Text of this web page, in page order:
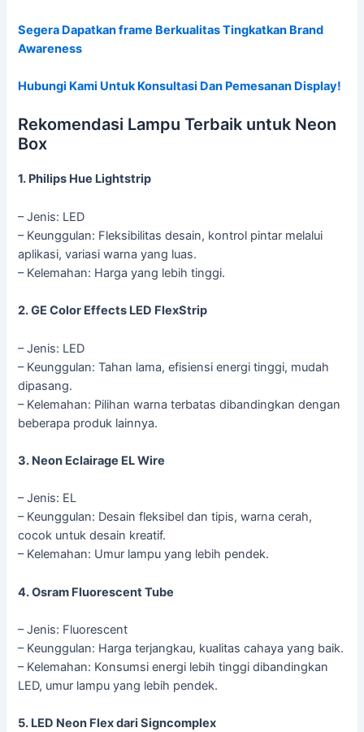
Segera Dapatkan frame Berkualitas Tingkatkan Brand
Awareness
Hubungi Kami Untuk Konsultasi Dan Pemesanan Display!
Rekomendasi Lampu Terbaik untuk Neon
Box
1. Philips Hue Lightstrip
– Jenis: LED
– Keunggulan: Fleksibilitas desain, kontrol pintar melalui
aplikasi, variasi warna yang luas.
– Kelemahan: Harga yang lebih tinggi.
2. GE Color Effects LED FlexStrip
– Jenis: LED
– Keunggulan: Tahan lama, efisiensi energi tinggi, mudah
dipasang.
– Kelemahan: Pilihan warna terbatas dibandingkan dengan
beberapa produk lainnya.
3. Neon Eclairage EL Wire
– Jenis: EL
– Keunggulan: Desain fleksibel dan tipis, warna cerah,
cocok untuk desain kreatif.
– Kelemahan: Umur lampu yang lebih pendek.
4. Osram Fluorescent Tube
– Jenis: Fluorescent
– Keunggulan: Harga terjangkau, kualitas cahaya yang baik.
– Kelemahan: Konsumsi energi lebih tinggi dibandingkan
LED, umur lampu yang lebih pendek.
5. LED Neon Flex dari Signcomplex